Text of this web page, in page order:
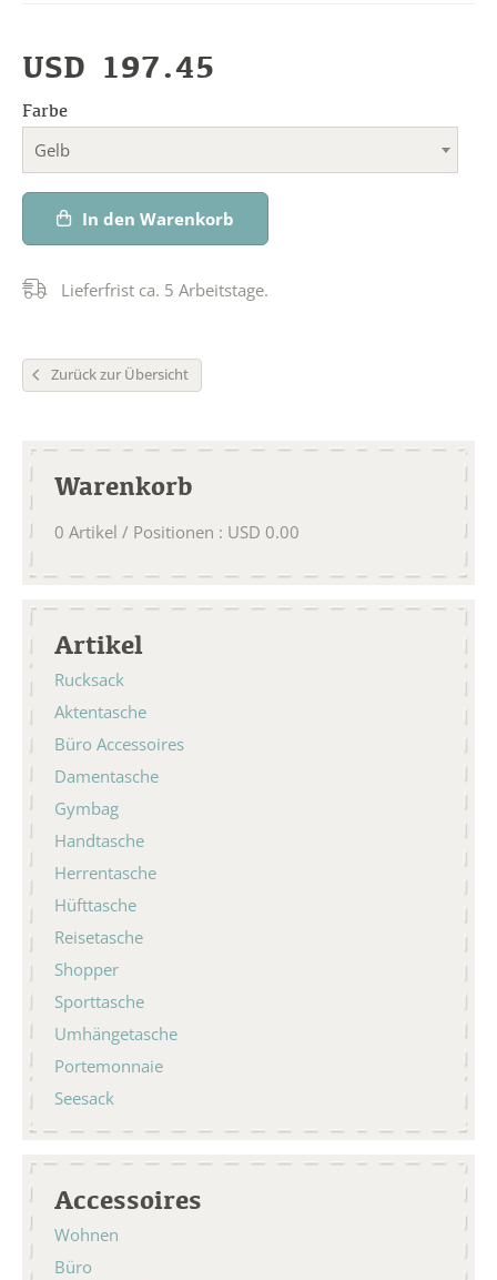
USD 197.45
Farbe
Gelb
In den Warenkorb
Lieferfrist ca. 5 Arbeitstage.
Zurück zur Übersicht
Warenkorb
0 Artikel / Positionen : USD 0.00
Artikel
Rucksack
Aktentasche
Büro Accessoires
Damentasche
Gymbag
Handtasche
Herrentasche
Hüfttasche
Reisetasche
Shopper
Sporttasche
Umhängetasche
Portemonnaie
Seesack
Accessoires
Wohnen
Büro